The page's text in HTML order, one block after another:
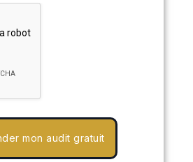
mon audit gratuit